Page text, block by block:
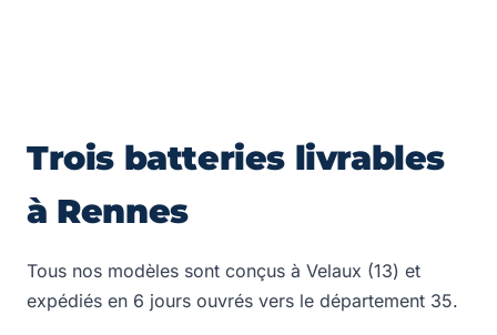
Trois batteries livrables
à Rennes
Tous nos modèles sont conçus à Velaux (13) et
expédiés en 6 jours ouvrés vers le département 35.